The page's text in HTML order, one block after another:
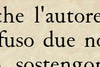
due